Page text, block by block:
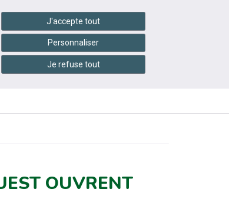
handshake Services en ligne
ÉVÉNEMENTS
PRATIQUES
OUVRENT
J'accepte tout
Personnaliser
Je refuse tout